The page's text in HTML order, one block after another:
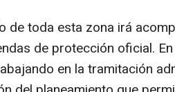
de toda esta zona irá
de protección oficial.
en la tramitación